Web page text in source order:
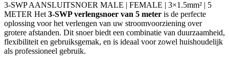
3-SWP AANSLUITSNOER MALE | FEMALE | 3×1.5mm² | 5
METER Het 3-SWP verlengsnoer van 5 meter is de perfecte
oplossing voor het verlengen van uw stroomvoorziening over
grotere afstanden. Dit snoer biedt een combinatie van duurzaamheid,
flexibiliteit en gebruiksgemak, en is ideaal voor zowel huishoudelijk
als professioneel gebruik.